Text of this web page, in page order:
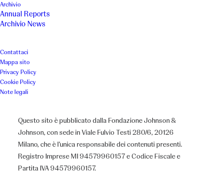
Archivio
Annual Reports
Archivio News
Contattaci
Mappa sito
Privacy Policy
Cookie Policy
Note legali
Questo sito è pubblicato dalla Fondazione Johnson &
Johnson, con sede in Viale Fulvio Testi 280/6, 20126
Milano, che è l’unica responsabile dei contenuti presenti.
Registro Imprese MI 94579960157 e Codice Fiscale e
Partita IVA 94579960157.
Luogo
Associazione
Istituto Scienze Dermatologiche
Il Progetto